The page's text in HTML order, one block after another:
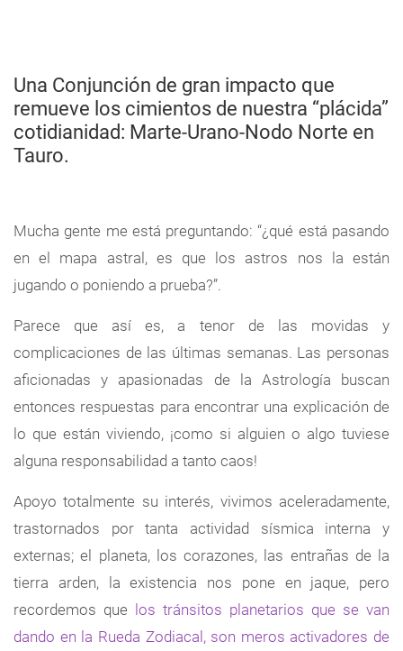
Una Conjunción de gran impacto que
remueve los cimientos de nuestra “plácida”
cotidianidad: Marte-Urano-Nodo Norte en
Tauro.
Mucha gente me está preguntando: “¿qué está pasando
en el mapa astral, es que los astros nos la están
jugando o poniendo a prueba?”.
Parece que así es, a tenor de las movidas y
complicaciones de las últimas semanas. Las personas
aficionadas y apasionadas de la Astrología buscan
entonces respuestas para encontrar una explicación de
lo que están viviendo, ¡como si alguien o algo tuviese
alguna responsabilidad a tanto caos!
Apoyo totalmente su interés, vivimos aceleradamente,
trastornados por tanta actividad sísmica interna y
externas; el planeta, los corazones, las entrañas de la
tierra arden, la existencia nos pone en jaque, pero
recordemos que
los tránsitos planetarios que se van
dando en la Rueda Zodiacal, son meros activadores de